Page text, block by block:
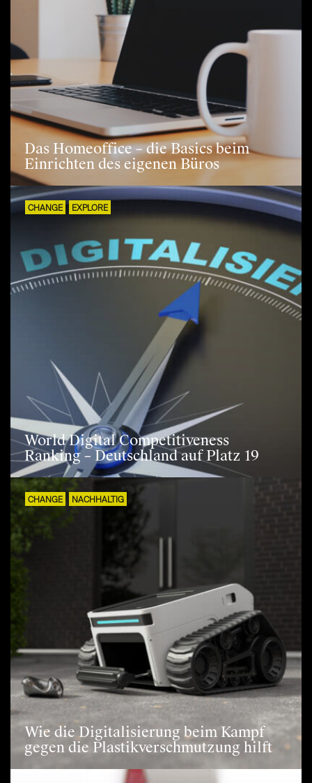
Das Homeoffice – die Basics beim
Einrichten des eigenen Büros
CHANGE EXPLORE
World Digital Competitiveness
Ranking – Deutschland auf Platz 19
CHANGE NACHHALTIG
Wie die Digitalisierung beim Kampf
gegen die Plastikverschmutzung hilft